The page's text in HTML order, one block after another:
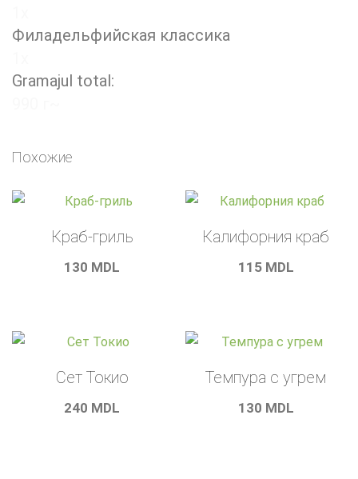
Филадельфийская классика
Gramajul total:
Похожие
Краб-гриль
130 MDL
Калифорния краб
115 MDL
Сет Токио
240 MDL
Темпура с угрем
130 MDL